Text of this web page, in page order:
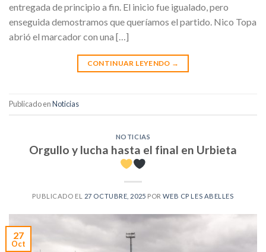
entregada de principio a fin. El inicio fue igualado, pero
enseguida demostramos que queríamos el partido. Nico Topa
abrió el marcador con una […]
CONTINUAR LEYENDO →
Publicado enNoticias
NOTICIAS
Orgullo y lucha hasta el final en Urbieta
PUBLICADO EL 27 OCTUBRE, 2025 PORWEB CP LES ABELLES
27
Oct